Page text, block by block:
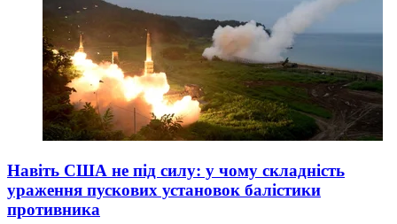
Навіть США не під силу: у чому складність
ураження пускових установок балістики
противника